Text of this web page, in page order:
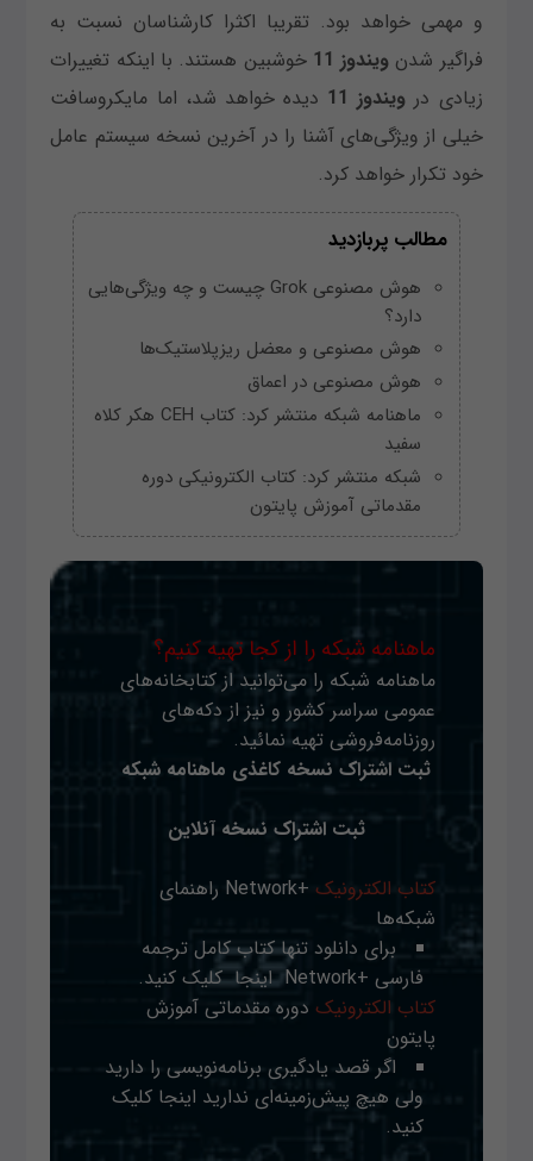
و مهمی خواهد بود. تقریبا اکثرا کارشناسان نسبت به
فراگیر شدن ویندوز 11
خوشبین هستند. با اینکه تغییرات
زیادی در ویندوز 11
دیده خواهد شد، اما مایکروسافت
خیلی از ویژگی‌های آشنا را در آخرین نسخه سیستم عامل
خود تکرار خواهد کرد.
مطالب پربازدید
هوش مصنوعی Grok چیست و چه ویژگی‌هایی
دارد؟
هوش مصنوعی و معضل ریزپلاستیک‌ها
هوش مصنوعی در اعماق
ماهنامه شبکه منتشر کرد: کتاب CEH هکر کلاه
سفید
شبکه منتشر کرد: کتاب الکترونیکی دوره
مقدماتی آموزش پایتون
ماهنامه شبکه را از کجا تهیه کنیم؟
ماهنامه شبکه را می‌توانید از کتابخانه‌های
عمومی سراسر کشور و نیز از دکه‌های
روزنامه‌فروشی تهیه نمائید.
ثبت اشتراک نسخه کاغذی ماهنامه شبکه
ثبت اشتراک نسخه آنلاین
کتاب الکترونیک
+Network راهنمای
شبکه‌ها
برای دانلود تنها کتاب کامل ترجمه
فارسی +Network
اینجا کلیک کنید.
کتاب الکترونیک دوره مقدماتی آموزش
پایتون
اگر قصد یادگیری برنامه‌نویسی را دارید
ولی هیچ پیش‌زمینه‌ای ندارید اینجا کلیک
کنید.